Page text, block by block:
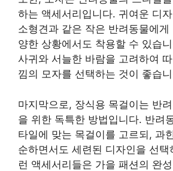
하는 액세서리입니다. 귀여운 디
소형견과 같은 작은 반려동물에
양한 상황에서도 착용할 수 있습
사귀와 서늘한 바람을 고려하여
낌의 모자를 선택하는 것이 좋습
마지막으로, 장식용 목걸이는 반
을 위한 독특한 방법입니다. 반려
타일에 맞는 목걸이를 고르되, 과
순하면서도 세련된 디자인을 선택
런 액세서리들은 가을 패션의 완